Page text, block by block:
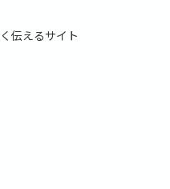
伝えるサイト